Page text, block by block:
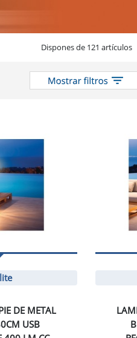
Dispones de 121 artículos
DE METAL
USB